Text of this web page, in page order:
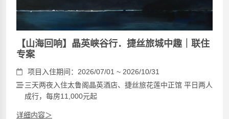
【山海回响】晶英峡谷行．捷丝旅城中趣｜联住
专案
项目入住期间：2026/07/01 ~ 2026/10/31
三天两夜入住太鲁阁晶英酒店、捷丝旅花莲中正馆 平日两人
成行，每房11,000元起
详细内容＞